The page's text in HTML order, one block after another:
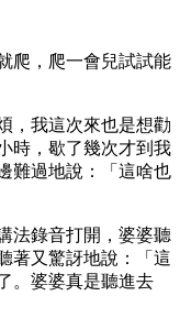
爬，爬一會兒試試能
，我這次來也是想勸
時，歇了幾次才到我
難過地說：「這啥也
法錄音打開，婆婆聽
著又驚訝地說：「這
。婆婆真是聽進去